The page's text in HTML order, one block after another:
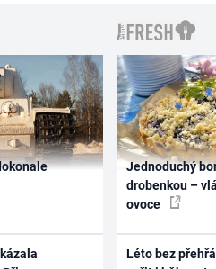
Jednoduchý
drobenkou –
ovoce
Léto bez